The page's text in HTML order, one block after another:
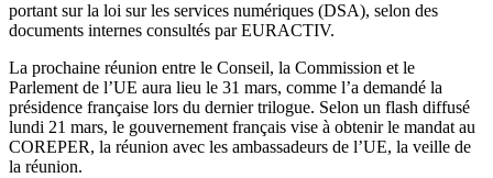
portant sur la loi sur les services numériques (DSA), selon des
documents internes consultés par EURACTIV.
La prochaine réunion entre le Conseil, la Commission et le
Parlement de l’UE aura lieu le 31 mars, comme l’a demandé la
présidence française lors du dernier trilogue. Selon un flash diffusé
lundi 21 mars, le gouvernement français vise à obtenir le mandat au
COREPER, la réunion avec les ambassadeurs de l’UE, la veille de
la réunion.